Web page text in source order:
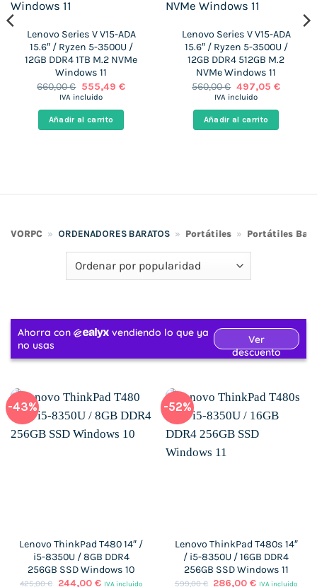
Lenovo Series V V15-ADA
15.6″ / Ryzen 5-3500U /
12GB DDR4 1TB M.2 NVMe
Windows 11
660,00€ El
precio
era:
660,00 €.
555,49 €El
IVA incluido
Añadir al carrito
Lenovo Series V V15-ADA
15.6″ / Ryzen 5-3500U /
12GB DDR4 512GB M.2
NVMe Windows 11
560,00€ El
precio
era:
560,00 €.
497,05 €El
IVA incluido
Añadir al carrito
VORPC » ORDENADORES BARATOS » Portátiles » Portátiles
-43%
Lenovo ThinkPad T480 14″ /
i5-8350U / 8GB DDR4
256GB SSD Windows 10
425,00€
El
244,00 €ElIVA incluido
-52%
Lenovo ThinkPad T480s 14″
/ i5-8350U / 16GB DDR4
256GB SSD Windows 11
599,00€ El
286,00€ElIVA incluido